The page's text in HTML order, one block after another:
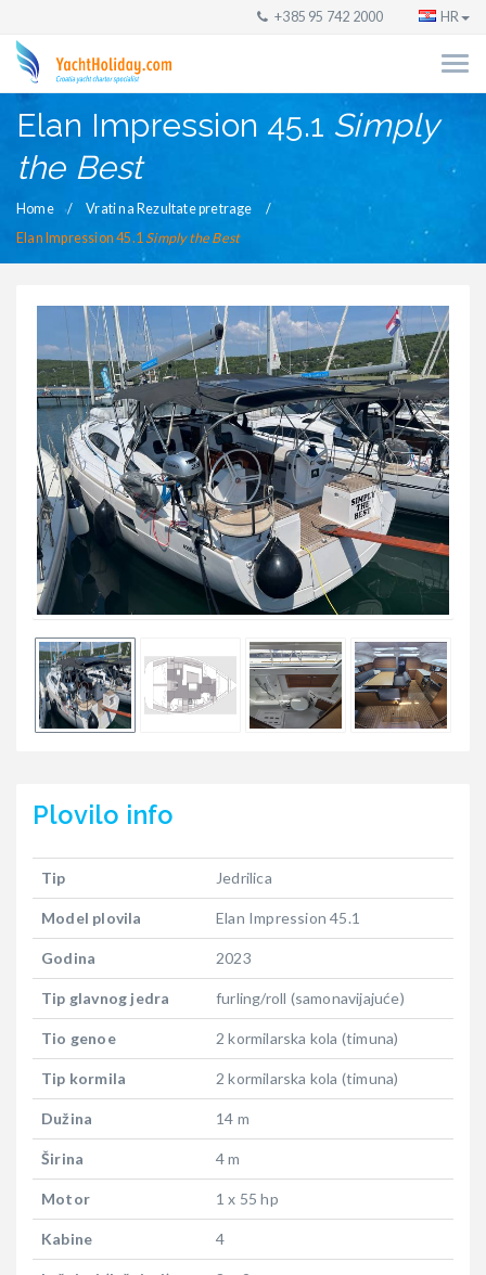
+385 95 742 2000 HR
Elan Impression 45.1 Simply
the Best
Home
Vrati na Rezultate pretrage
Elan Impression 45.1Simply the Best
Plovilo info
Tip Jedrilica
Model plovila Elan Impression 45.1
Godina 2023
Tip glavnog jedra furling/roll (samonavijajuće)
Tio genoe 2 kormilarska kola (timuna)
Tip kormila 2 kormilarska kola (timuna)
Dužina 14 m
Širina 4 m
Motor 1 x 55 hp
Kabine 4